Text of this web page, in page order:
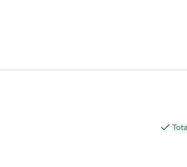
cortinas blackout, insonorización y wifi